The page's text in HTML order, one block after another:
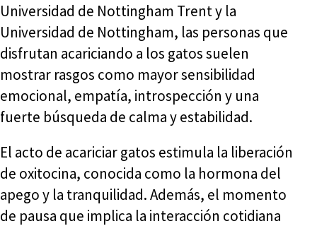
Universidad de Nottingham Trent y la
Universidad de Nottingham, las personas que
disfrutan acariciando a los gatos suelen
mostrar rasgos como mayor sensibilidad
emocional, empatía, introspección y una
fuerte búsqueda de calma y estabilidad.
El acto de acariciar gatos estimula la liberación
de oxitocina, conocida como la hormona del
apego y la tranquilidad. Además, el momento
de pausa que implica la interacción cotidiana